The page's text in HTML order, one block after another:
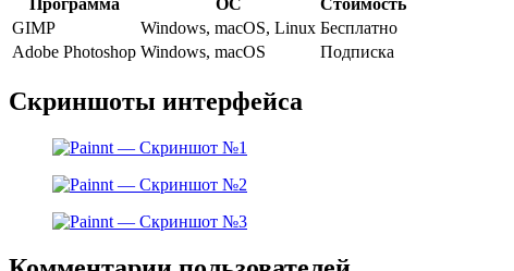
Программа ОС
Стоимость
GIMP
Windows, macOS, Linux Бесплатно
Adobe Photoshop Windows, macOS Подписка
Скриншоты интерфейса